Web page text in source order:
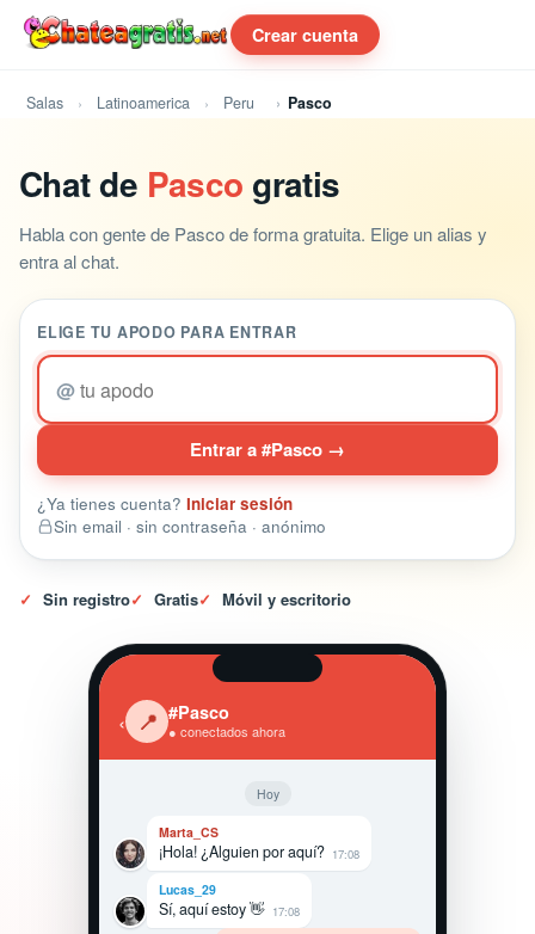
Crear cuenta
Salas Latinoamerica Peru Pasco
Chat de Pasco gratis
Habla con gente de Pasco de forma gratuita. Elige un alias y
entra al chat.
ELIGE TU APODO PARA ENTRAR
@
Entrar a #Pasco →
¿Ya tienes cuenta? Iniciar sesión
Sin email · sin contraseña · anónimo
✓ Sin registro✓ Gratis✓ Móvil y escritorio
‹ 📍 #Pasco
● conectados ahora
Hoy
Marta_CS
¡Hola! ¿Alguien por aquí? 17:08
Lucas_29
Sí, aquí estoy 👋 17:08